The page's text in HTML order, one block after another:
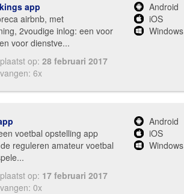
app
airbnb, met
2voudige inlog: een voor
voor dienstve...
op:28 februari 2017
6x
Android
iOS
Windows
voetbal opstelling app
reguleren amateur voetbal
op: 17 februari 2017
0x
Android
iOS
Windows